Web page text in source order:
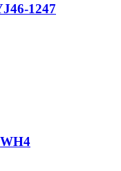
1247